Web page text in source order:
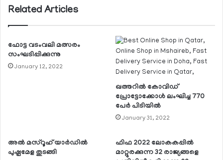
Related Articles
ഫോട്ട വടംവലി മത്സരം
സംഘടിപ്പിക്കുന്നു
January 12, 2022
ഖത്തറില്‍ കോവിഡ്
പ്രോട്ടോക്കോള്‍ ലംഘിച്ച 770
പേര്‍ പിടിയില്‍
January 31, 2022
അല്‍ മസ്റൂഹ് യാര്‍ഡില്‍
പുഷ്പമേള തുടങ്ങി
ഫിഫ 2022 ലോകകപ്പില്‍
മാറ്റുരക്കുന്ന 32 രാജ്യങ്ങളെ